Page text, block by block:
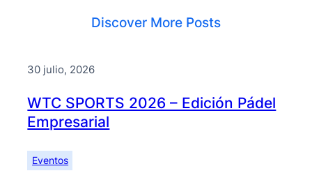
Discover More Posts
30 julio, 2026
WTC SPORTS 2026 – Edición Pádel
Empresarial
Eventos